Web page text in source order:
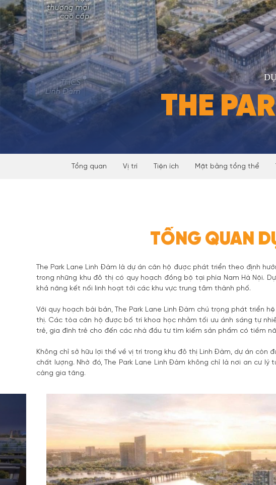
THE
Tổng quan Vị trí Tiện ích Mặt bằng tổng thể
TỔNG QUAN
The Park Lane Linh Đàm là dự án căn hộ được phát triển theo định
trong những khu đô thị có quy hoạch đồng bộ tại phía Nam Hà Nội.
khả năng kết nối linh hoạt tới các khu vực trung tâm thành phố.
Với quy hoạch bài bản, The Park Lane Linh Đàm chú trọng phát triển
thị. Các tòa căn hộ được bố trí khoa học nhằm tối ưu ánh sáng tự
trẻ, gia đình trẻ cho đến các nhà đầu tư tìm kiếm sản phẩm có tiềm
Không chỉ sở hữu lợi thế về vị trí trong khu đô thị Linh Đàm, dự án
chất lượng. Nhờ đó, The Park Lane Linh Đàm không chỉ là nơi an cư
càng gia tăng.